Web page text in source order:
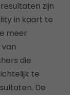
zijn
in kaart te
meer
die
te
De